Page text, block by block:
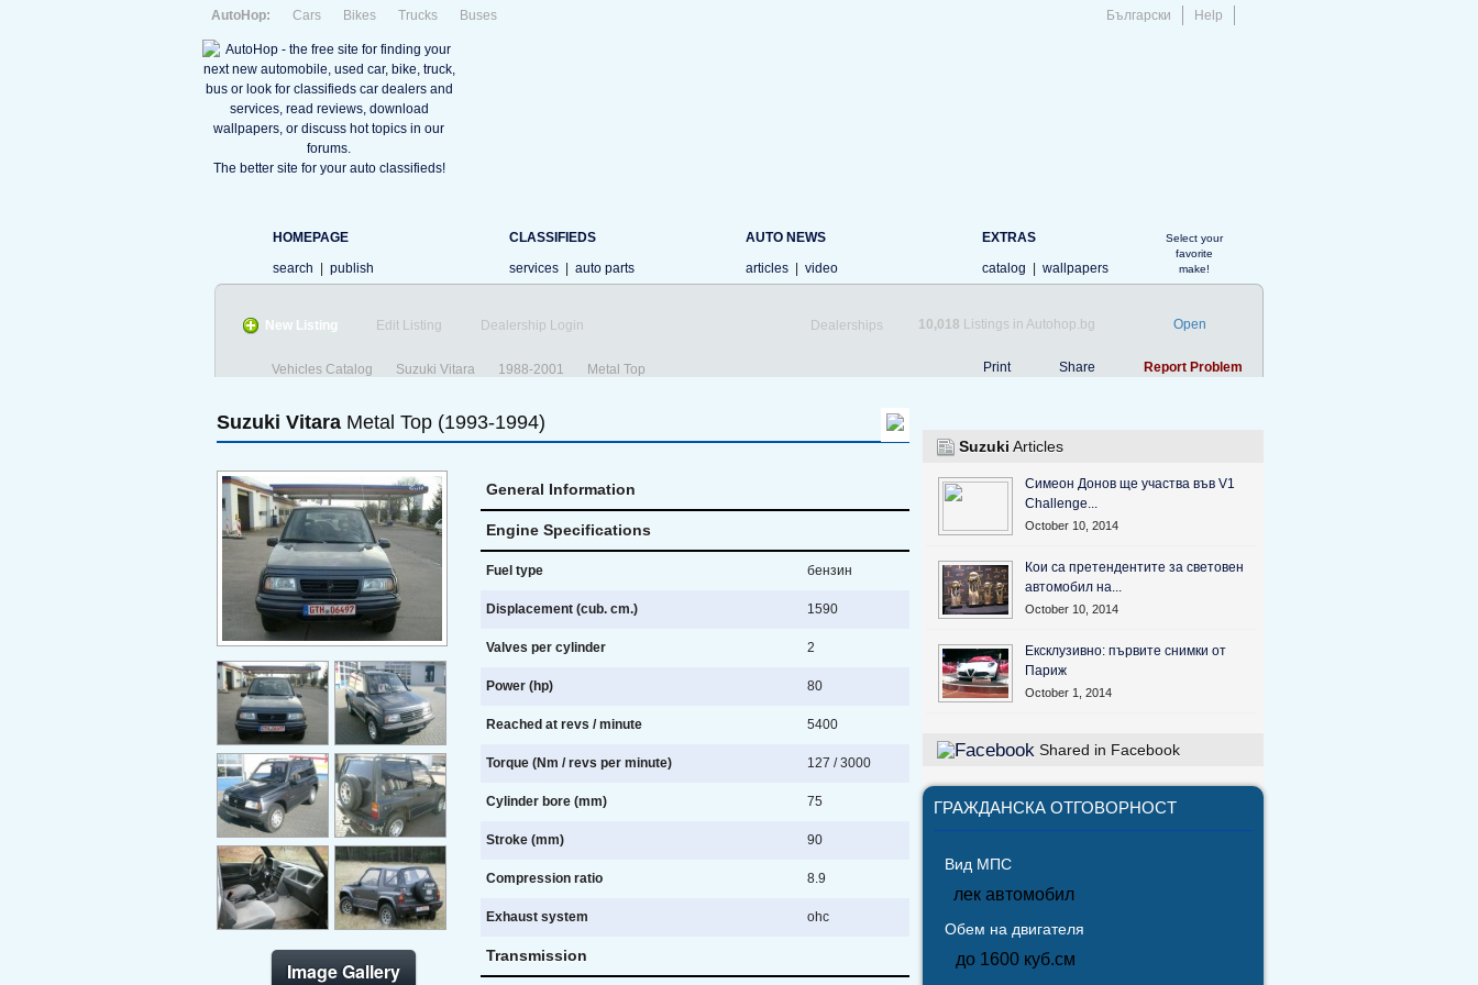
Български Help
AutoHop: Cars Bikes Trucks Buses
The better site for your auto classifieds!
HOMEPAGE
search
publish
CLASSIFIEDS
services
auto parts
AUTO NEWS
articles
video
EXTRAS
catalog
wallpapers
Select your
favorite
make!
New Listing Edit Listing Dealership Login Dealerships 10,018 Listings in Autohop.bg Open
Print Share Report Problem
Vehicles Catalog Suzuki Vitara 1988-2001 Metal Top
Suzuki Vitara Metal Top (1993-1994)
Image Gallery
General Information
Engine Specifications
Fuel type бензин
Displacement (cub. cm.) 1590
Valves per cylinder 2
Power (hp) 80
Reached at revs / minute 5400
Torque (Nm / revs per minute) 127 / 3000
Cylinder bore (mm) 75
Stroke (mm) 90
Compression ratio 8.9
Exhaust system ohc
Transmission
Suzuki Articles
Симеон Донов ще участва във V1
Challenge...
October 10, 2014
Кои са претендентите за световен
автомобил на...
October 10, 2014
Ексклузивно: първите снимки от
Париж
October 1, 2014
Shared in Facebook
ГРАЖДАНСКА ОТГОВОРНОСТ
Вид МПС
лек автомобил
Обем на двигателя
до 1600 куб.см